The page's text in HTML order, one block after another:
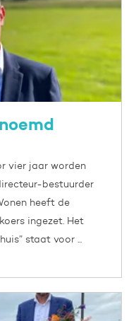
vier jaar worden
bestuurder
heeft de
ingezet. Het
staat voor ...